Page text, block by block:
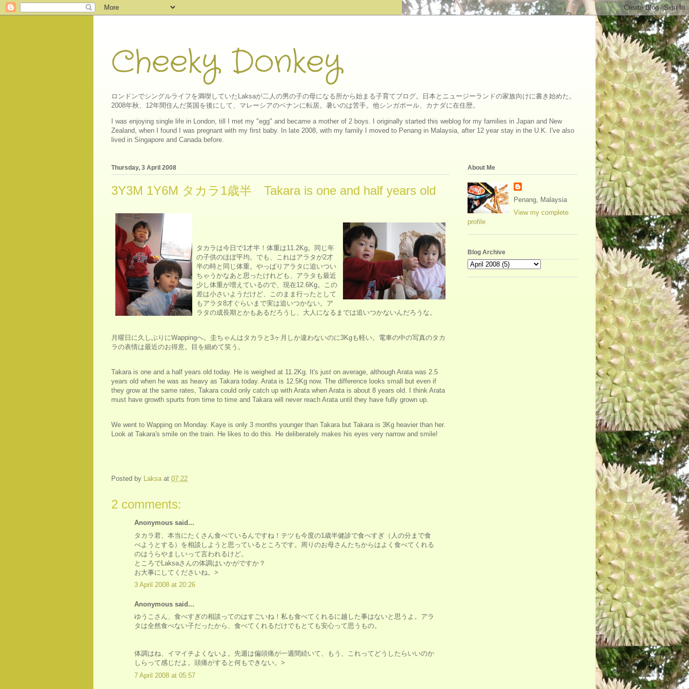
Cheeky Donkey
ロンドンでシングルライフを満喫していたLaksaが二人の男の子の母になる所から始まる子育てブログ。日本とニュージーランドの家族向けに書き始めた。
2008年秋、12年間住んだ英国を後にして、マレーシアのペナンに転居。暑いのは苦手。他シンガポール、カナダに在住歴。
I was enjoying single life in London, till I met my "egg" and became a mother of 2 boys. I originally started this weblog for my families in Japan and New
Zealand, when I found I was pregnant with my first baby. In late 2008, with my family I moved to Penang in Malaysia, after 12 year stay in the U.K. I've also
lived in Singapore and Canada before.
Thursday, 3 April 2008
3Y3M 1Y6M タカラ1歳半 Takara is one and half years old
タカラは今日で1才半！体重は11.2Kg。同じ年
の子供のほぼ平均。でも、これはアラタが2才
半の時と同じ体重。やっぱりアラタに追いつい
ちゃうかなあと思ったけれども、アラタも最近
少し体重が増えているので、現在12.6Kg。この
差は小さいようだけど、このまま行ったとして
もアラタ8才ぐらいまで実は追いつかない。ア
ラタの成長期とかもあるだろうし、大人になるまでは追いつかないんだろうな。
月曜日に久しぶりにWappingへ。圭ちゃんはタカラと3ヶ月しか違わないのに3Kgも軽い。電車の中の写真のタカ
ラの表情は最近のお得意。目を細めて笑う。
Takara is one and a half years old today. He is weighed at 11.2Kg. It's just on average, although Arata was 2.5
years old when he was as heavy as Takara today. Arata is 12.5Kg now. The difference looks small but even if
they grow at the same rates, Takara could only catch up with Arata when Arata is about 8 years old. I think Arata
must have growth spurts from time to time and Takara will never reach Arata until they have fully grown up.
We went to Wapping on Monday. Kaye is only 3 months younger than Takara but Takara is 3Kg heavier than her.
Look at Takara's smile on the train. He likes to do this. He deliberately makes his eyes very narrow and smile!
Posted by Laksa at 07:22
2 comments:
Anonymous said...
タカラ君、本当にたくさん食べているんですね！テツも今度の1歳半健診で食べすぎ（人の分まで食
べようとする）を相談しようと思っているところです。周りのお母さんたちからはよく食べてくれる
のはうらやましいって言われるけど。
ところでLaksaさんの体調はいかがですか？
お大事にしてくださいね。>
3 April 2008 at 20:26
Anonymous said...
ゆうこさん、食べすぎの相談ってのはすごいね！私も食べてくれるに越した事はないと思うよ。アラ
タは全然食べない子だったから、食べてくれるだけでもとても安心って思うもの。
体調はね、イマイチよくないよ。先週は偏頭痛が一週間続いて、もう、これってどうしたらいいのか
しらって感じだよ。頭痛がすると何もできない。>
7 April 2008 at 05:57
About Me
Penang, Malaysia
View my complete
profile
Blog Archive